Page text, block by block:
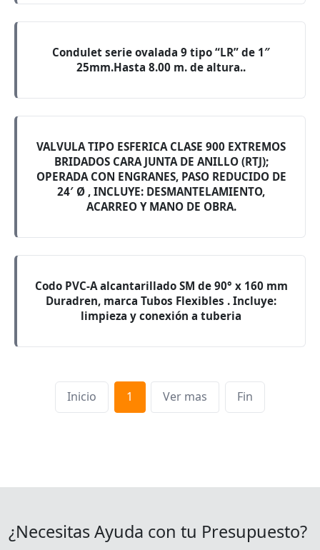
Condulet serie ovalada 9 tipo “LR” de 1″
25mm.Hasta 8.00 m. de altura..
VALVULA TIPO ESFERICA CLASE 900 EXTREMOS
BRIDADOS CARA JUNTA DE ANILLO (RTJ);
OPERADA CON ENGRANES, PASO REDUCIDO DE
24′ Ø , INCLUYE: DESMANTELAMIENTO,
ACARREO Y MANO DE OBRA.
Codo PVC-A alcantarillado SM de 90° x 160 mm
Duradren, marca Tubos Flexibles . Incluye:
limpieza y conexión a tuberia
Inicio 1 Ver mas Fin
¿Necesitas Ayuda con tu Presupuesto?